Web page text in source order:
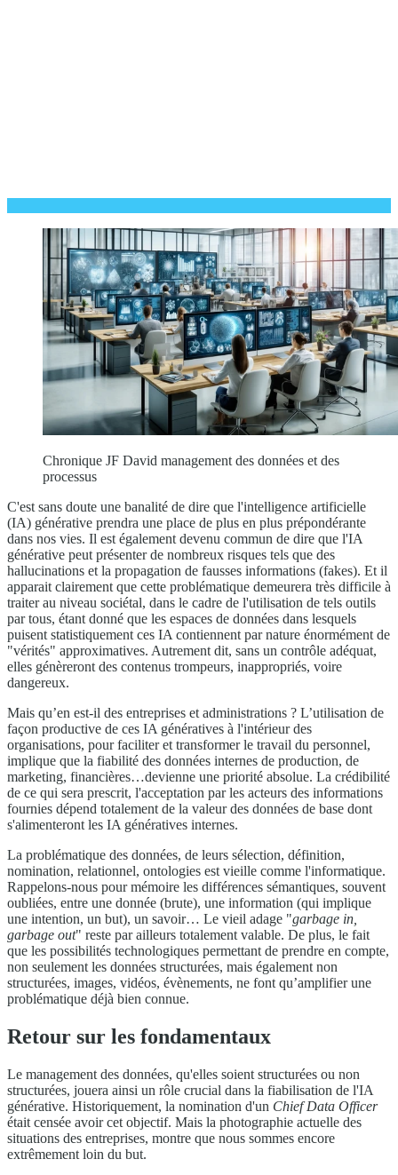
Chronique JF David management des données et des
processus
C'est sans doute une banalité de dire que l'intelligence artificielle
(IA) générative prendra une place de plus en plus prépondérante
dans nos vies. Il est également devenu commun de dire que l'IA
générative peut présenter de nombreux risques tels que des
hallucinations et la propagation de fausses informations (fakes). Et il
apparait clairement que cette problématique demeurera très difficile à
traiter au niveau sociétal, dans le cadre de l'utilisation de tels outils
par tous, étant donné que les espaces de données dans lesquels
puisent statistiquement ces IA contiennent par nature énormément de
"vérités" approximatives. Autrement dit, sans un contrôle adéquat,
elles génèreront des contenus trompeurs, inappropriés, voire
dangereux.
Mais qu’en est-il des entreprises et administrations ? L’utilisation de
façon productive de ces IA génératives à l'intérieur des
organisations, pour faciliter et transformer le travail du personnel,
implique que la fiabilité des données internes de production, de
marketing, financières…devienne une priorité absolue. La crédibilité
de ce qui sera prescrit, l'acceptation par les acteurs des informations
fournies dépend totalement de la valeur des données de base dont
s'alimenteront les IA génératives internes.
La problématique des données, de leurs sélection, définition,
nomination, relationnel, ontologies est vieille comme l'informatique.
Rappelons-nous pour mémoire les différences sémantiques, souvent
oubliées, entre une donnée (brute), une information (qui implique
une intention, un but), un savoir… Le vieil adage "garbage in,
garbage out" reste par ailleurs totalement valable. De plus, le fait
que les possibilités technologiques permettant de prendre en compte,
non seulement les données structurées, mais également non
structurées, images, vidéos, évènements, ne font qu’amplifier une
problématique déjà bien connue.
Retour sur les fondamentaux
Le management des données, qu'elles soient structurées ou non
structurées, jouera ainsi un rôle crucial dans la fiabilisation de l'IA
générative. Historiquement, la nomination d'un Chief Data Officer
était censée avoir cet objectif. Mais la photographie actuelle des
situations des entreprises, montre que nous sommes encore
extrêmement loin du but.